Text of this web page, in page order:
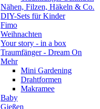
Nähen, Filzen, Häkeln & Co.
DIY-Sets für Kinder
Fimo
Weihnachten
Your story - in a box
Traumfänger - Dream On
Mehr
Mini Gardening
Drahtformen
Makramee
Baby
Gießen